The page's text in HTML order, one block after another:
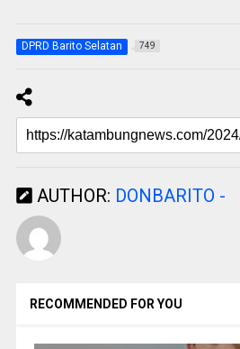
DPRD Barito Selatan 749
AUTHOR: DONBARITO -
RECOMMENDED FOR YOU